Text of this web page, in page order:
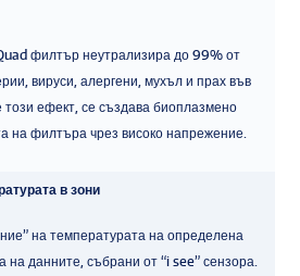
филтър неутрализира до 99% от
вируси, алергени, мухъл и прах във
този ефект, се създава биоплазмено
на филтъра чрез високо напрежение.
в зони
на температурата на определена
на данните, събрани от “i see” сензора.